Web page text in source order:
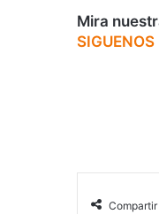
Mira
Compartir